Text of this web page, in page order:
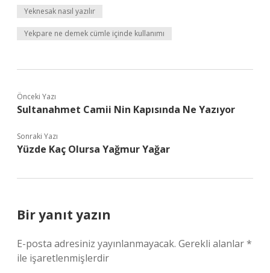
Yeknesak nasıl yazılır
Yekpare ne demek cümle içinde kullanımı
Önceki Yazı
Sultanahmet Camii Nin Kapısında Ne Yazıyor
Sonraki Yazı
Yüzde Kaç Olursa Yağmur Yağar
Bir yanıt yazın
E-posta adresiniz yayınlanmayacak. Gerekli alanlar*
ile işaretlenmişlerdir